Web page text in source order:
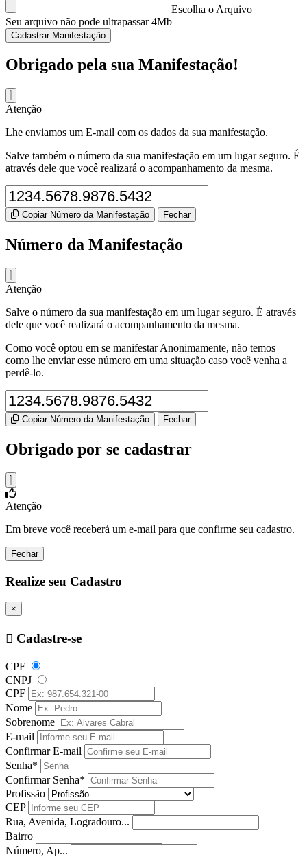
Escolha o Arquivo
Seu arquivo não pode ultrapassar 4Mb
Cadastrar Manifestação
Obrigado pela sua Manifestação!
Atenção
Lhe enviamos um E-mail com os dados da sua manifestação.
Salve também o número da sua manifestação em um lugar seguro. É
através dele que você realizará o acompanhamento da mesma.
Copiar Número da Manifestação Fechar
Número da Manifestação
Atenção
Salve o número da sua manifestação em um lugar seguro. É através
dele que você realizará o acompanhamento da mesma.
Como você optou em se manifestar Anonimamente, não temos
como lhe enviar esse número em uma situação caso você venha a
perdê-lo.
Copiar Número da Manifestação Fechar
Obrigado por se cadastrar
Atenção
Em breve você receberá um e-mail para que confirme seu cadastro.
Fechar
Realize seu Cadastro
×
Cadastre-se
CPF
CNPJ
CPF
Nome
Sobrenome
E-mail
Confirmar E-mail
Senha*
Confirmar Senha*
Profissão
CEP
Rua, Avenida, Logradouro...
Bairro
Número, Ap...